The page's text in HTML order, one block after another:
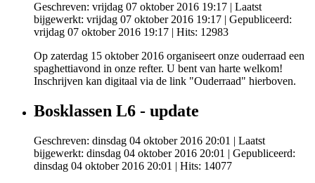
Geschreven: vrijdag 07 oktober 2016 19:17
Laatst
bijgewerkt: vrijdag 07 oktober 2016 19:17
Gepubliceerd:
vrijdag 07 oktober 2016 19:17 | Hits: 12983
Op zaterdag 15 oktober 2016 organiseert onze ouderraad een
spaghettiavond in onze refter. U bent van harte welkom!
Inschrijven kan digitaal via de link "Ouderraad" hierboven.
Bosklassen L6 - update
Geschreven: dinsdag 04 oktober 2016 20:01 | Laatst
bijgewerkt: dinsdag 04 oktober 2016 20:01 | Gepubliceerd:
dinsdag 04 oktober 2016 20:01 | Hits: 14077